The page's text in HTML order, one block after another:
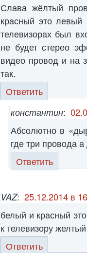
Слава жёлтый
красный это
телевизорах был
не будет стерео
видео провод и на
так.
Ответить
константин:
Абсолютно в
где три провода
Ответить
VAZ: 25.12.2014 в
белый и красный
к телевизору
Ответить